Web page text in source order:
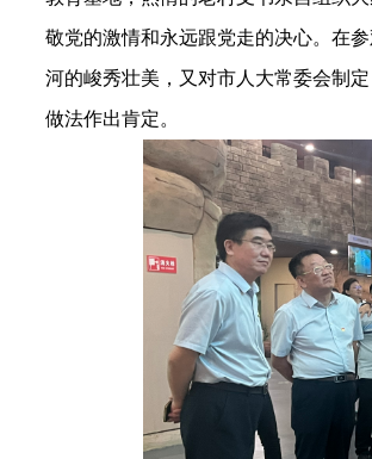
敬党的激情和永远跟党走的决心。在
河的峻秀壮美，又对市人大常委会制
做法作出肯定。